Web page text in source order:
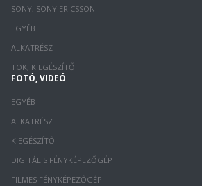
SONY, SONY ERICSSON
EGYÉB
ALKATRÉSZ
TOK, KIEGÉSZÍTŐ
FOTÓ, VIDEÓ
EGYÉB
ALKATRÉSZ
KIEGÉSZÍTŐ
DIGITÁLIS FÉNYKÉPEZŐGÉP
FILMES FÉNYKÉPEZŐGÉP